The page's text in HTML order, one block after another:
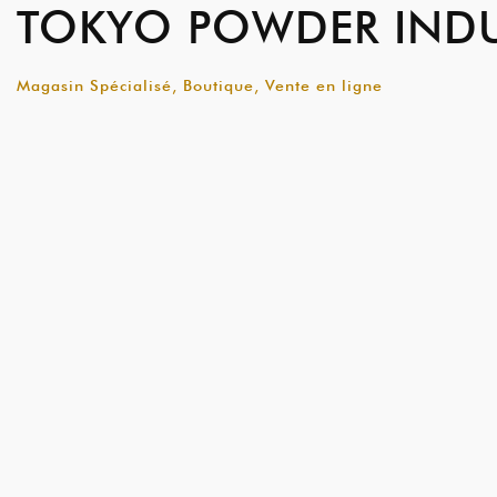
TOKYO POWDER
Magasin Spécialisé, Boutique, Vente en ligne